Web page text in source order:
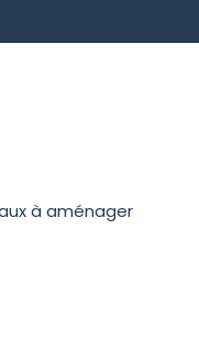
à aménager